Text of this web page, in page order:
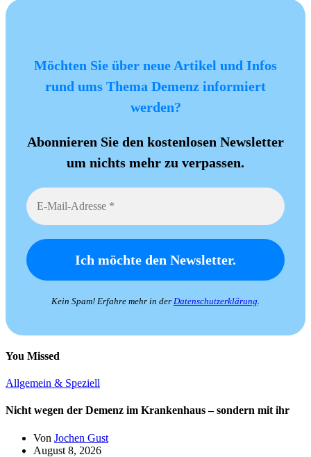
Möchten Sie über neue Artikel und Infos
rund ums Thema Demenz informiert
werden?
Abonnieren Sie den kostenlosen Newsletter
um nichts mehr zu verpassen.
Kein Spam! Erfahre mehr in der Datenschutzerklärung
You Missed
Allgemein & Speziell
Nicht wegen der Demenz im Krankenhaus – sondern mit ihr
Von Jochen Gust
August 8, 2026